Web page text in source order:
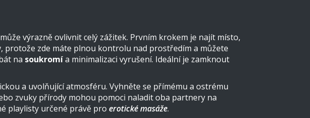
výrazně ovlivnit celý zážitek. Prvním krokem je najít místo,
protože zde máte plnou kontrolu nad prostředím a můžete
na soukromía minimalizaci vyrušení. Ideální je zamknout
a uvolňující atmosféru. Vyhněte se přímému a ostrému
zvuky přírody mohou pomoci naladit oba partnery na
playlisty určené právě pro erotické masáže.